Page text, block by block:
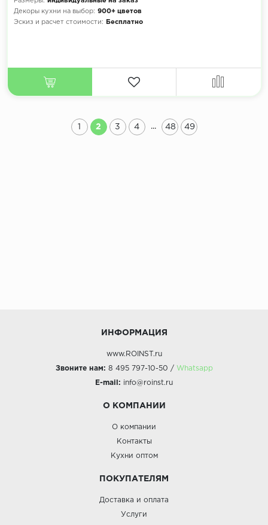
Декоры кухни на выбор: 900+ цветов
Эскиз и расчет стоимости:
Бесплатно
1 2 3 4 ... 48 49
ИНФОРМАЦИЯ
www.ROINST.ru
Звоните нам: 8 495 797-10-50 / Whatsapp
E-mail: info@roinst.ru
О КОМПАНИИ
О компании
Контакты
Кухни оптом
ПОКУПАТЕЛЯМ
Доставка и оплата
Услуги